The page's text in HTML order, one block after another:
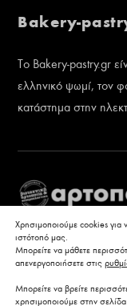
Bakery-
Το Bakery-pastry.gr
ελληνικό ψωμί, τον
κατάστημα στην
Χρησιμοποιούμε cookies για
ιστότοπό μας.
Μπορείτε να μάθετε
απενεργοποιήσετε στις
Μπορείτε να βρείτε
χρησιμοποιούμε στην σελίδα